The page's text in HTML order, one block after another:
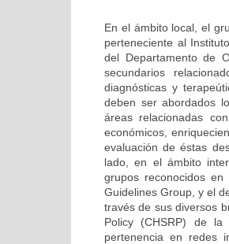
En el ámbito local, el
perteneciente al
del Departamento de
secundarios
diagnósticas y
deben ser abordados
áreas relacionadas
económicos,
evaluación de éstas
lado, en el ámbito
grupos reconocidos
Guidelines Group, y el
través de sus diversos
Policy (CHSRP) de
pertenencia en redes